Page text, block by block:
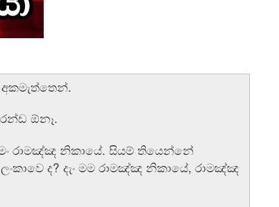
ඕනෑ.
රාමඤ්ඤ නිකායේ. සියම් තියෙන්නේ
ද? දැං මම රාමඤ්ඤ නිකායේ, රාමඤ්ඤ